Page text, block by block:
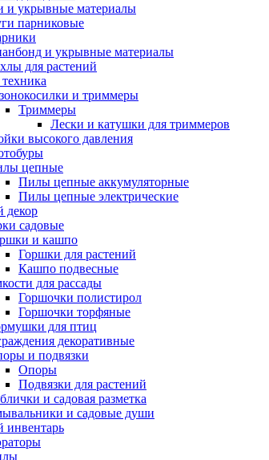
и укрывные материалы
парниковые
и укрывные материалы
для растений
и триммеры
Триммеры
Лески и катушки для триммеров
высокого давления
цепные
Пилы цепные аккумуляторные
Пилы цепные электрические
декор
садовые
и кашпо
Горшки для растений
Кашпо подвесные
для рассады
Горшочки полистирол
Горшочки торфяные
для птиц
декоративные
и подвязки
Опоры
Подвязки для растений
и садовая разметка
и садовые души
инвентарь